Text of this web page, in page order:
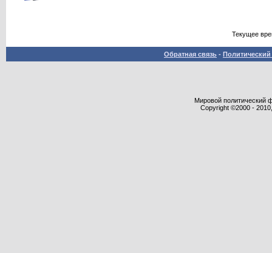
Текущее
Обратная связь -
Мировой политический
Copyright ©2000 -